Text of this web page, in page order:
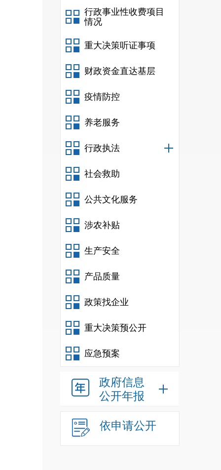
行政事业性收费项目
情况
重大决策听证事项
财政资金直达基层
疫情防控
养老服务
行政执法
社会救助
公共文化服务
涉农补贴
生产安全
产品质量
政策找企业
重大决策预公开
应急预案
政府信息
公开年报
依申请公开